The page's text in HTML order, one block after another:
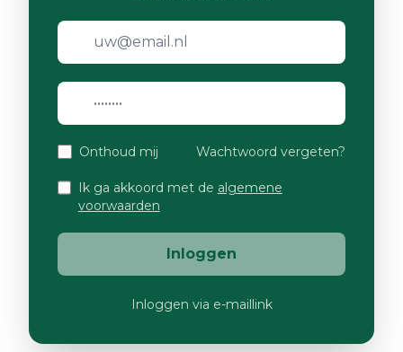
Onthoud mij Wachtwoord vergeten?
Ik ga akkoord met de algemene
voorwaarden
Inloggen
Inloggen via e-maillink